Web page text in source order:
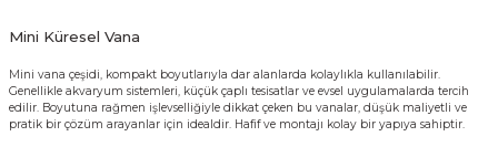
Mini Küresel Vana
Mini vana çeşidi, kompakt boyutlarıyla dar alanlarda kolaylıkla kullanılabilir.
Genellikle akvaryum sistemleri, küçük çaplı tesisatlar ve evsel uygulamalarda tercih
edilir. Boyutuna rağmen işlevselliğiyle dikkat çeken bu vanalar, düşük maliyetli ve
pratik bir çözüm arayanlar için idealdir. Hafif ve montajı kolay bir yapıya sahiptir.